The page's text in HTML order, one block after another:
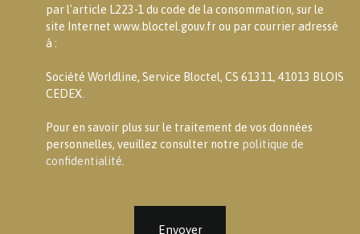
par l'article L223-1 du code de la consommation, sur le
site Internet www.bloctel.gouv.fr ou par courrier adressé
à :
Société Worldline, Service Bloctel, CS 61311, 41013 BLOIS
CEDEX.
Pour en savoir plus sur le traitement de vos données
personnelles, veuillez consulter notre politique de
confidentialité
Envoyer